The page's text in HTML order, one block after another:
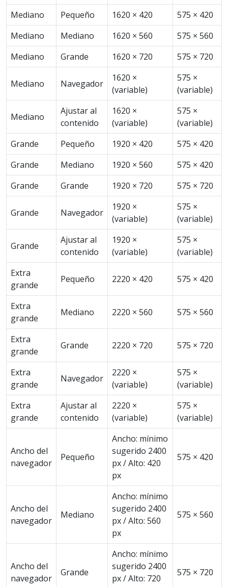
Mediano
Pequeño 1620 × 420
575 × 420
Mediano
Mediano 1620 × 560
575 × 560
Mediano
Grande 1620 × 720 575 × 720
Mediano Navegador
1620 ×
(variable)
575 ×
(variable)
Mediano
Ajustar al
contenido
1620 ×
(variable)
575 ×
(variable)
Grande
Pequeño 1920 × 420
575 × 420
Grande
Mediano 1920 × 560
575 × 420
Grande
Grande 1920 × 720 575 × 720
Grande Navegador
1920 ×
(variable)
575 ×
(variable)
Grande
Ajustar al
contenido
1920 ×
(variable)
575 ×
(variable)
Extra
grande
Pequeño 2220 × 420 575 × 420
Extra
grande
Mediano 2220 × 560 575 × 560
Extra
grande
Grande 2220 × 720 575 × 720
Extra
grande
Navegador
2220 ×
(variable)
575 ×
(variable)
Extra
grande
Ajustar al
contenido
2220 ×
(variable)
575 ×
(variable)
Ancho del
navegador
Pequeño
Ancho: mínimo
sugerido 2400
px / Alto: 420
px
575 × 420
Ancho del
navegador
Mediano
Ancho: mínimo
sugerido 2400
px / Alto: 560
px
575 × 560
Ancho del
navegador
Grande
Ancho: mínimo
sugerido 2400
px / Alto: 720
575 × 720